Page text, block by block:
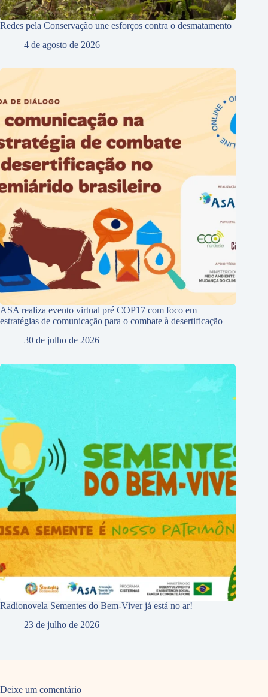
Redes pela Conservação une esforços contra o desmatamento
4 de agosto de 2026
ASA realiza evento virtual pré COP17 com foco em
estratégias de comunicação para o combate à desertificação
30 de julho de 2026
Radionovela Sementes do Bem-Viver já está no ar!
23 de julho de 2026
Deixe um comentário